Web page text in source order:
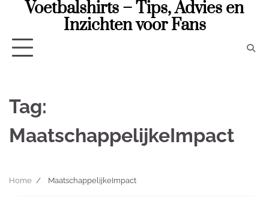
Voetbalshirts – Tips, Advies en
Inzichten voor Fans
Tag:
MaatschappelijkeImpact
Home MaatschappelijkeImpact